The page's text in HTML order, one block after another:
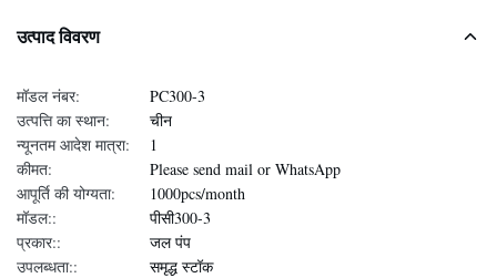
उत्पाद विवरण
मॉडल नंबर:
PC300-3
उत्पत्ति का स्थान:
चीन
न्यूनतम आदेश मात्रा:
1
कीमत:
Please send mail or WhatsApp
आपूर्ति की योग्यता:
1000pcs/month
मॉडल::
पीसी300-3
प्रकार::
जल पंप
उपलब्धता::
समृद्ध स्टॉक